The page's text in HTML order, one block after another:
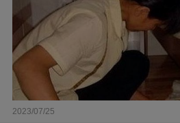
2023/07/25